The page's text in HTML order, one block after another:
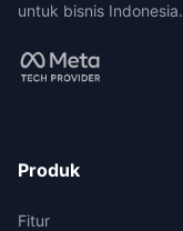
untuk bisnis Indonesia.
Produk
Fitur